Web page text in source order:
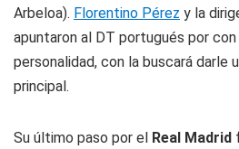
Arbeloa). Florentino Pérez y la
apuntaron al DT portugués por
personalidad, con la buscará darle
principal.
Su último paso por el Real Madrid